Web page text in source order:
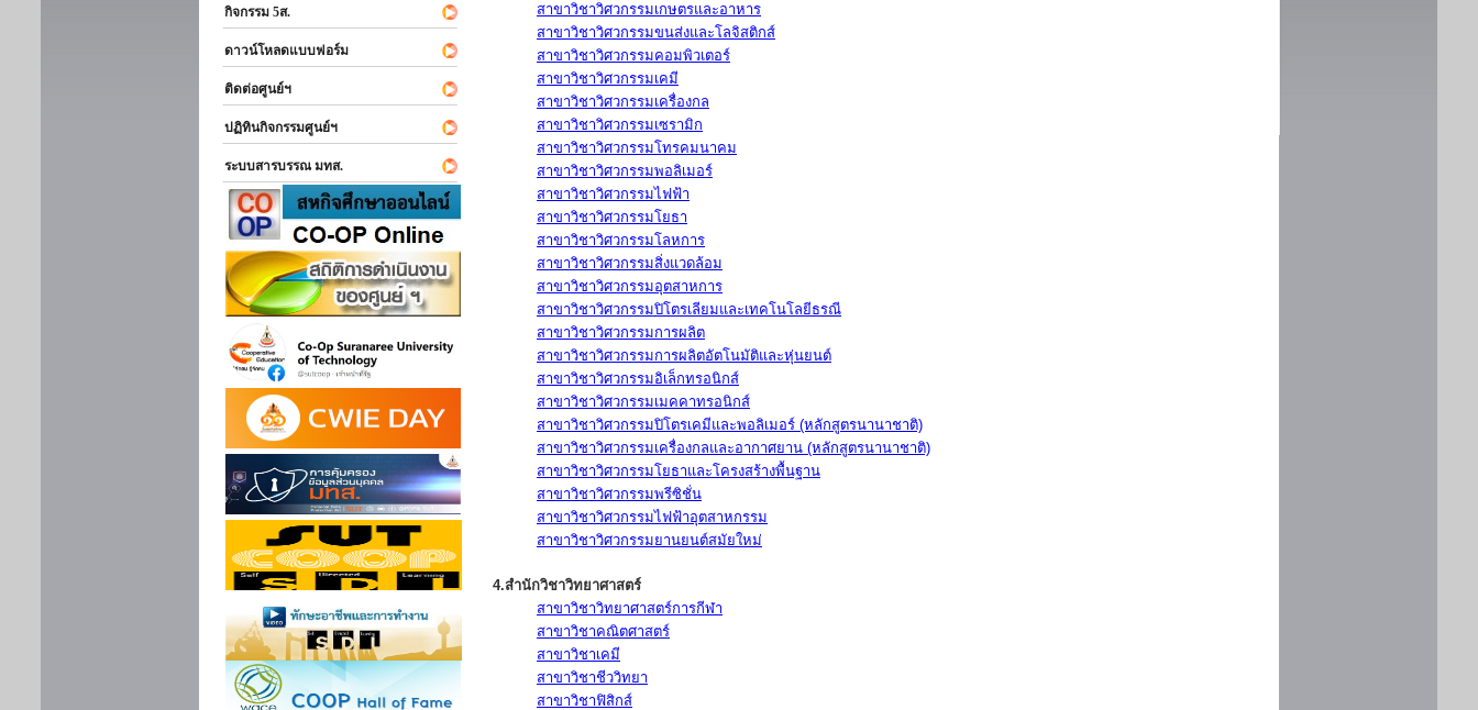
กิจกรรม 5ส.
ดาวน์โหลดแบบฟอร์ม
ติดต่อศูนย์ฯ
ปฏิทินกิจกรรมศูนย์ฯ
ระบบสารบรรณ มทส.
สาขาวิชาวิศวกรรมเกษตรและอาหาร
สาขาวิชาวิศวกรรมขนส่งและโลจิสติกส์
สาขาวิชาวิศวกรรมคอมพิวเตอร์
สาขาวิชาวิศวกรรมเคมี
สาขาวิชาวิศวกรรมเครื่องกล
สาขาวิชาวิศวกรรมเซรามิก
สาขาวิชาวิศวกรรมโทรคมนาคม
สาขาวิชาวิศวกรรมพอลิเมอร์
สาขาวิชาวิศวกรรมไฟฟ้า
สาขาวิชาวิศวกรรมโยธา
สาขาวิชาวิศวกรรมโลหการ
สาขาวิชาวิศวกรรมสิ่งแวดล้อม
สาขาวิชาวิศวกรรมอุตสาหการ
สาขาวิชาวิศวกรรมปิโตรเลียมและเทคโนโลยีธรณี
สาขาวิชาวิศวกรรมการผลิต
สาขาวิชาวิศวกรรมการผลิตอัตโนมัติและหุ่นยนต์
สาขาวิชาวิศวกรรมอิเล็กทรอนิกส์
สาขาวิชาวิศวกรรมเมคคาทรอนิกส์
สาขาวิชาวิศวกรรมปิโตรเคมีและพอลิเมอร์ (หลักสูตรนานาชาติ)
สาขาวิชาวิศวกรรมเครื่องกลและอากาศยาน (หลักสูตรนานาชาติ)
สาขาวิชาวิศวกรรมโยธาและโครงสร้างพื้นฐาน
สาขาวิชาวิศวกรรมพรีซิชั่น
สาขาวิชาวิศวกรรมไฟฟ้าอุตสาหกรรม
สาขาวิชาวิศวกรรมยานยนต์สมัยใหม่
4.สำนักวิชาวิทยาศาสตร์
สาขาวิชาวิทยาศาสตร์การกีฬา
สาขาวิชาคณิตศาสตร์
สาขาวิชาเคมี
สาขาวิชาชีววิทยา
สาขาวิชาฟิสิกส์